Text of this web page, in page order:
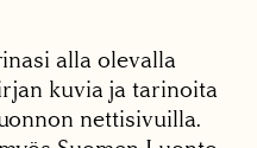
alla olevalla
kuvia ja tarinoita
nettisivuilla.